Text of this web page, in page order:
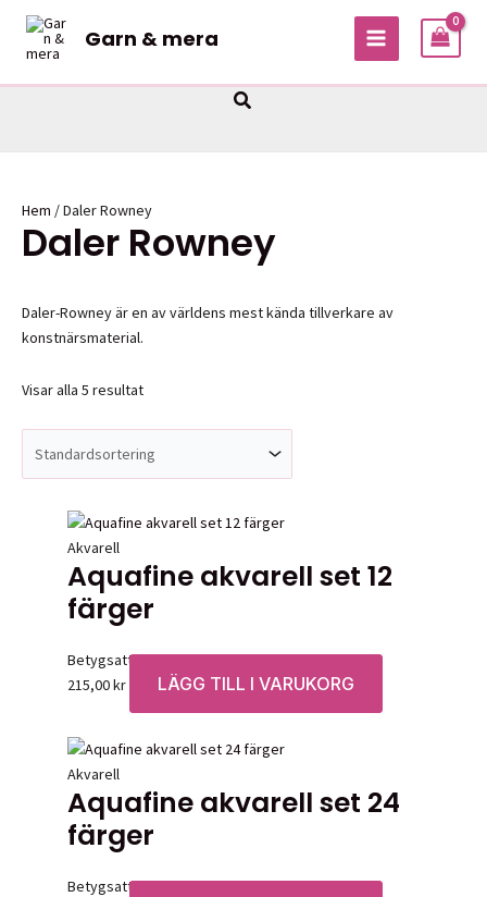
Hoppa
innehåll
Garn & mera
MAIN
Sök
Hem / Daler Rowney
Daler Rowney
Daler-Rowney är en av världens mest kända tillverkare av
konstnärsmaterial.
Visar alla 5 resultat
Akvarell
Aquafine akvarell set 12
färger
Betygsatt0av 5
215,00kr LÄGG TILL I VARUKORG
Akvarell
Aquafine akvarell set 24
färger
Betygsatt0av 5